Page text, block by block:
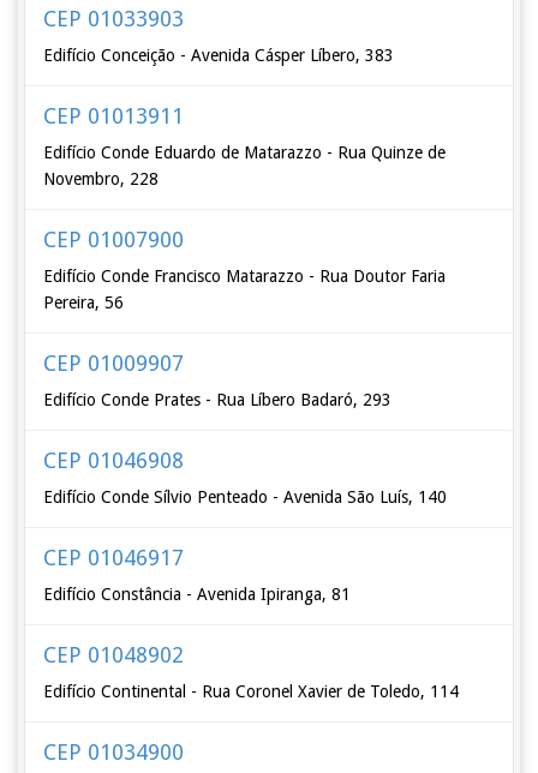
CEP 01033903
Edifício Conceição - Avenida Cásper Líbero, 383
CEP 01013911
Edifício Conde Eduardo de Matarazzo - Rua Quinze de
Novembro, 228
CEP 01007900
Edifício Conde Francisco Matarazzo - Rua Doutor Faria
Pereira, 56
CEP 01009907
Edifício Conde Prates - Rua Líbero Badaró, 293
CEP 01046908
Edifício Conde Sílvio Penteado - Avenida São Luís, 140
CEP 01046917
Edifício Constância - Avenida Ipiranga, 81
CEP 01048902
Edifício Continental - Rua Coronel Xavier de Toledo, 114
CEP 01034900